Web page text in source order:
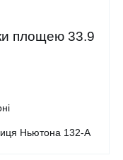
площею 33.9
Ньютона 132-А